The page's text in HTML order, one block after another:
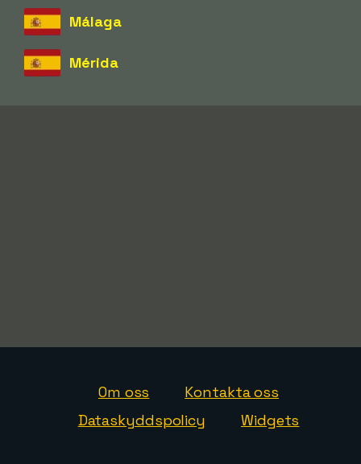
Málaga
Mérida
Om oss
Kontakta oss
Dataskyddspolicy
Widgets